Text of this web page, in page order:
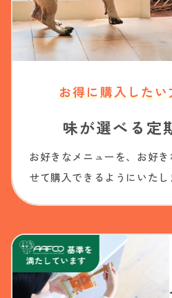
お得に購入した
味が選べる定
お好きなメニューを、お好
せて購入できるようにいたし